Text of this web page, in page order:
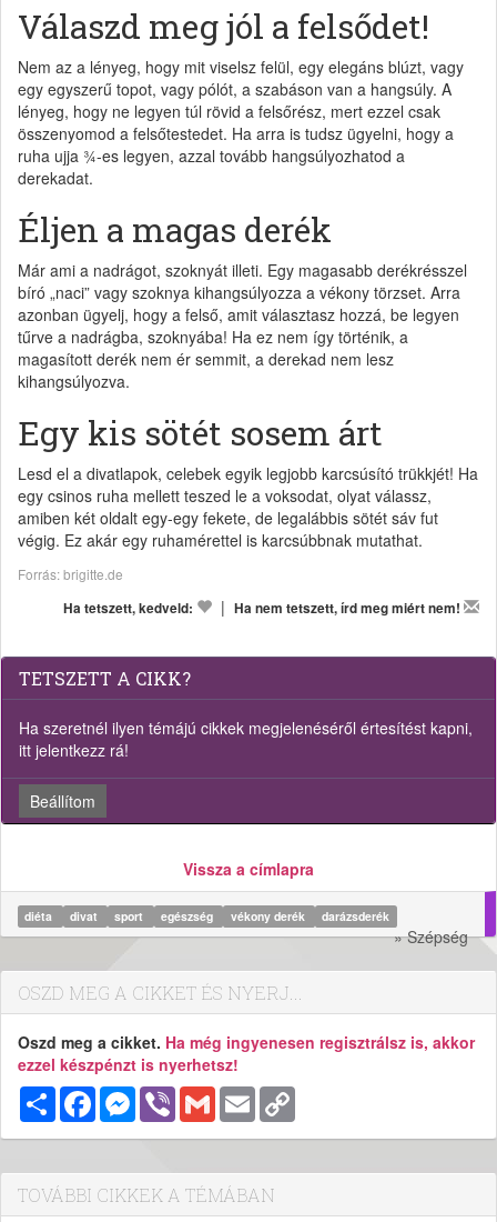
Válaszd meg jól a felsődet!
Nem az a lényeg, hogy mit viselsz felül, egy elegáns blúzt, vagy
egy egyszerű topot, vagy pólót, a szabáson van a hangsúly. A
lényeg, hogy ne legyen túl rövid a felsőrész, mert ezzel csak
összenyomod a felsőtestedet. Ha arra is tudsz ügyelni, hogy a
ruha ujja ¾-es legyen, azzal tovább hangsúlyozhatod a
derekadat.
Éljen a magas derék
Már ami a nadrágot, szoknyát illeti. Egy magasabb derékrésszel
bíró „naci” vagy szoknya kihangsúlyozza a vékony törzset. Arra
azonban ügyelj, hogy a felső, amit választasz hozzá, be legyen
tűrve a nadrágba, szoknyába! Ha ez nem így történik, a
magasított derék nem ér semmit, a derekad nem lesz
kihangsúlyozva.
Egy kis sötét sosem árt
Lesd el a divatlapok, celebek egyik legjobb karcsúsító trükkjét! Ha
egy csinos ruha mellett teszed le a voksodat, olyat válassz,
amiben két oldalt egy-egy fekete, de legalábbis sötét sáv fut
végig. Ez akár egy ruhamérettel is karcsúbbnak mutathat.
Forrás: brigitte.de
Ha tetszett, kedveld:
| Ha nem tetszett, írd meg miért nem!
TETSZETT A CIKK?
Ha szeretnél ilyen témájú cikkek megjelenéséről értesítést kapni,
itt jelentkezz rá!
Beállítom
Vissza a címlapra
diéta divat sport egészség vékony derék darázsderék
» Szépség
OSZD MEG A CIKKET ÉS NYERJ...
Oszd meg a cikket. Ha még ingyenesen regisztrálsz is, akkor
ezzel készpénzt is nyerhetsz!
MegosztásFacebookMessenger
Viber Gmail Email
TOVÁBBI CIKKEK A TÉMÁBAN